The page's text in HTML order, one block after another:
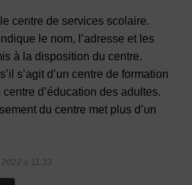
centre de services scolaire.
le nom, l’adresse et les
à la disposition du centre.
s’agit d’un centre de formation
d’éducation des adultes.
du centre met plus d’un
à 11:33